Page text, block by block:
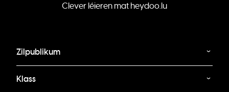
Clever léieren mat heydoo.lu
Zilpublikum
Klass